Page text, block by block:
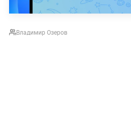
Владимир Озеров